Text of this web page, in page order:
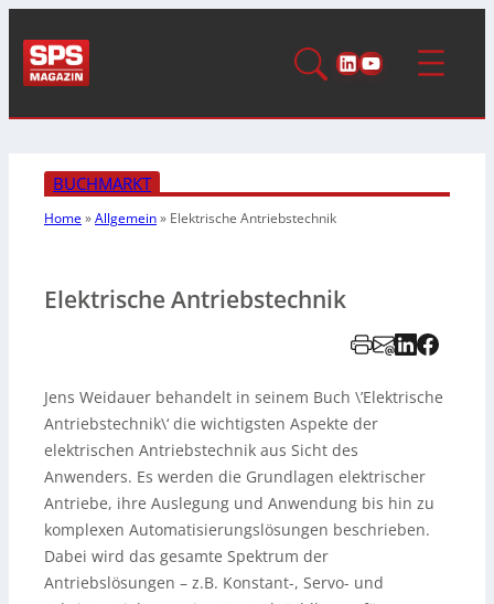
LinkedIn
YouTube
BUCHMARKT
Home»Allgemein» Elektrische Antriebstechnik
Elektrische Antriebstechnik
Jens Weidauer behandelt in seinem Buch \’Elektrische
Antriebstechnik\‘ die wichtigsten Aspekte der
elektrischen Antriebstechnik aus Sicht des
Anwenders. Es werden die Grundlagen elektrischer
Antriebe, ihre Auslegung und Anwendung bis hin zu
komplexen Automatisierungslösungen beschrieben.
Dabei wird das gesamte Spektrum der
Antriebslösungen – z.B. Konstant-, Servo- und